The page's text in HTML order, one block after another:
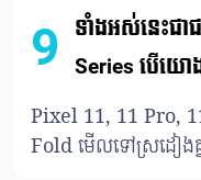
9
ទាំងអស់នេះជ
Series បើយោ
Pixel 11, 11 Pro,
Fold មើលទៅស្រដៀងគ្